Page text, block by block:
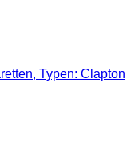
Typen: Clapton